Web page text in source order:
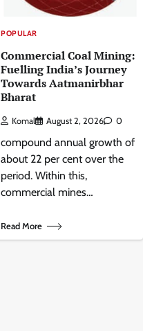
POPULAR
Commercial Coal Mining:
Fuelling India’s Journey
Towards Aatmanirbhar
Bharat
Komal August 2, 2026 0
compound annual growth of
about 22 per cent over the
period. Within this,
commercial mines…
Read More